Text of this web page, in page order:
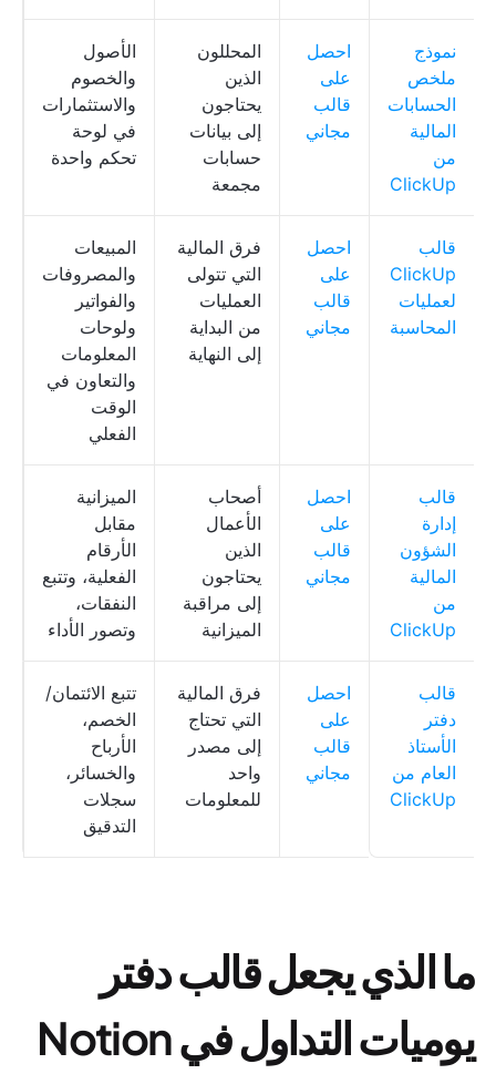
نموذج
ملخص
الحسابات
المالية
من
ClickUp
احصل
على
قالب
مجاني
المحللون
الذين
يحتاجون
إلى بيانات
حسابات
مجمعة
الأصول
والخصوم
والاستثمارات
في لوحة
تحكم واحدة
قالب
ClickUp
لعمليات
المحاسبة
احصل
على
قالب
مجاني
فرق المالية
التي تتولى
العمليات
من البداية
إلى النهاية
المبيعات
والمصروفات
والفواتير
ولوحات
المعلومات
والتعاون في
الوقت
الفعلي
قالب
إدارة
الشؤون
المالية
من
ClickUp
احصل
على
قالب
مجاني
أصحاب
الأعمال
الذين
يحتاجون
إلى مراقبة
الميزانية
الميزانية
مقابل
الأرقام
الفعلية، وتتبع
النفقات،
وتصور الأداء
قالب
دفتر
الأستاذ
العام من
ClickUp
احصل
على
قالب
مجاني
فرق المالية
التي تحتاج
إلى مصدر
واحد
للمعلومات
تتبع الائتمان/
الخصم،
الأرباح
والخسائر،
سجلات
التدقيق
ما الذي يجعل قالب دفتر
يوميات التداول في Notion